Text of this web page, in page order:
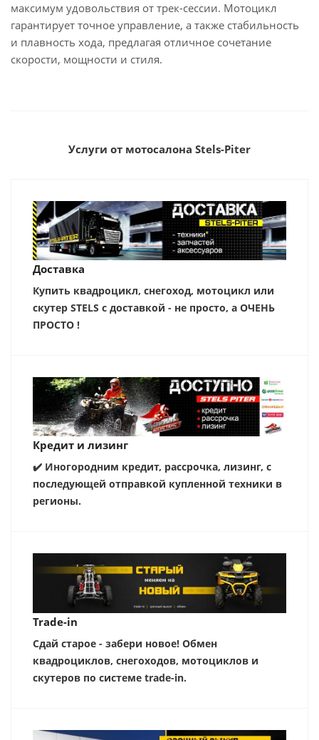
максимум удовольствия от трек-сессии. Мотоцикл
гарантирует точное управление, а также стабильность
и плавность хода, предлагая отличное сочетание
скорости, мощности и стиля.
Услуги от мотосалона Stels-Piter
Доставка
Купить квадроцикл, снегоход, мотоцикл или
скутер STELS с доставкой - не просто, а ОЧЕНЬ
ПРОСТО !
Кредит и лизинг
✔️ Иногородним кредит, рассрочка, лизинг, с
последующей отправкой купленной техники в
регионы.
Trade-in
Сдай старое - забери новое! Обмен
квадроциклов, снегоходов, мотоциклов и
скутеров по системе trade-in.